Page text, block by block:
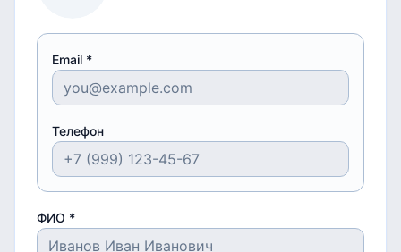
Email *
Телефон
ФИО *